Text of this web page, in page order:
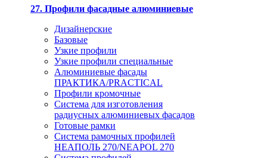
27. Профили фасадные алюминиевые
Дизайнерские
Базовые
Узкие профили
Узкие профили специальные
Алюминиевые фасады
ПРАКТИКА/PRACTICAL
Профили кромочные
Система для изготовления
радиусных алюминиевых фасадов
Готовые рамки
Система рамочных профилей
НЕАПОЛЬ 270/NEAPOL 270